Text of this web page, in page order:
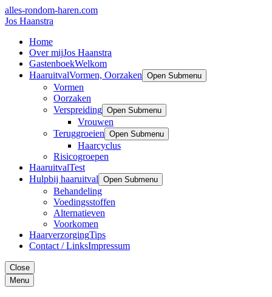
alles-rondom-haren.com
Jos Haanstra
Home
Over mijJos Haanstra
GastenboekWelkom
HaaruitvalVormen, Oorzaken Open Submenu
Vormen
Oorzaken
Verspreiding Open Submenu
Vrouwen
Teruggroeien Open Submenu
Haarcyclus
Risicogroepen
HaaruitvalTest
Hulpbij haaruitval Open Submenu
Behandeling
Voedingsstoffen
Alternatieven
Voorkomen
HaarverzorgingTips
Contact / LinksImpressum
Close
Menu